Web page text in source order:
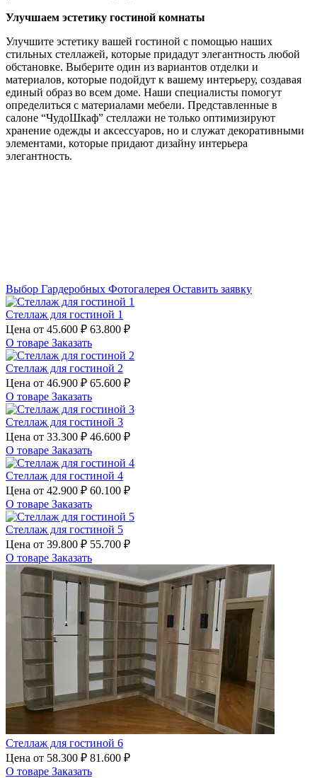
Улучшаем эстетику гостиной комнаты
Улучшите эстетику вашей гостиной с помощью наших
стильных стеллажей, которые придадут элегантность любой
обстановке. Выберите один из вариантов отделки и
материалов, которые подойдут к вашему интерьеру, создавая
единый образ во всем доме. Наши специалисты помогут
определиться с материалами мебели. Представленные в
салоне “ЧудоШкаф” стеллажи не только оптимизируют
хранение одежды и аксессуаров, но и служат декоративными
элементами, которые придают дизайну интерьера
элегантность.
Выбор Гардеробных Фотогалерея Оставить заявку
Стеллаж для гостиной 1
Цена от 45.600 ₽ 63.800 ₽
О товаре Заказать
Стеллаж для гостиной 2
Цена от 46.900 ₽ 65.600 ₽
О товаре Заказать
Стеллаж для гостиной 3
Цена от 33.300 ₽ 46.600 ₽
О товаре Заказать
Стеллаж для гостиной 4
Цена от 42.900 ₽ 60.100 ₽
О товаре Заказать
Стеллаж для гостиной 5
Цена от 39.800 ₽ 55.700 ₽
О товаре Заказать
Стеллаж для гостиной 6
Цена от 58.300 ₽ 81.600 ₽
О товаре Заказать